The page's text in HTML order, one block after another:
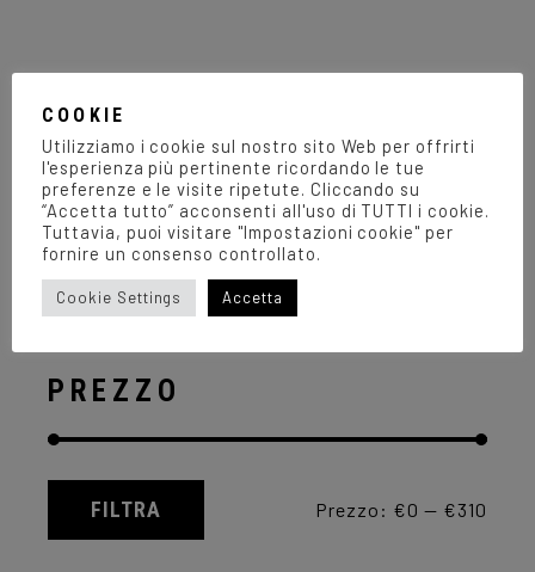
Le
scelte
nella
pagina
del
prodotto
1 2 3
RICERCA PRODOTTI
Search
for:
PREZZO
Prezzo
Min
Prezzo
Max
FILTRA Prezzo: €0 — €310
COOKIE
Utilizziamo i cookie sul nostro sito Web per offrirti
l'esperienza più pertinente ricordando le tue
preferenze e le visite ripetute. Cliccando su
“Accetta tutto” acconsenti all'uso di TUTTI i cookie.
Tuttavia, puoi visitare "Impostazioni cookie" per
fornire un consenso controllato.
Cookie Settings Accetta